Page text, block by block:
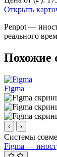
Открыть
Penpot —
реального
Похожие
Figma
‹ ›
Системы
Figma —